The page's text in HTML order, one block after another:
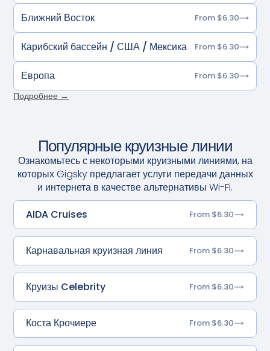
Ближний Восток From $6.30
Карибский бассейн / США / Мексика From $6.30
Европа From $6.30
Подробнее →
Популярные круизные линии
Ознакомьтесь с некоторыми круизными линиями, на
которых Gigsky предлагает услуги передачи данных
и интернета в качестве альтернативы Wi-Fi.
AIDA Cruises
From $6.30
Карнавальная круизная линия From $6.30
Круизы Celebrity From $6.30
Коста Крочиере From $6.30